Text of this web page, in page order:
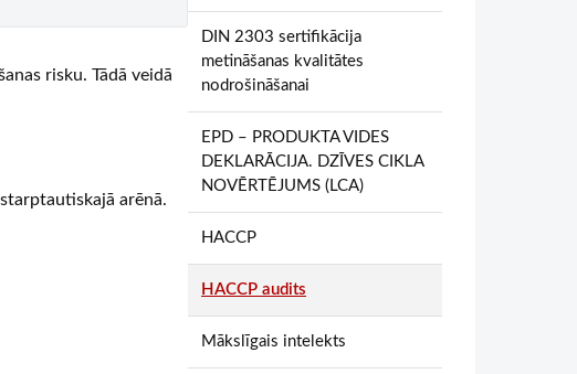
risku. Tādā veidā
arēnā.
DIN 2303 sertifikācija
metināšanas kvalitātes
nodrošināšanai
EPD – PRODUKTA VIDES
DEKLARĀCIJA. DZĪVES CIKLA
NOVĒRTĒJUMS (LCA)
HACCP
HACCP audits
Mākslīgais intelekts